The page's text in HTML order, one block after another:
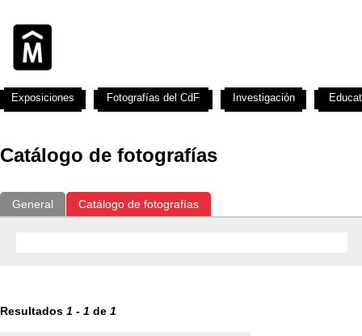
Catálogo de fotografías
General Catálogo de fotografías
Resultados 1 - 1 de 1
Exposiciones Fotografías del CdF Investigación